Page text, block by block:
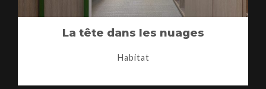
La tête dans les nuages
Habitat